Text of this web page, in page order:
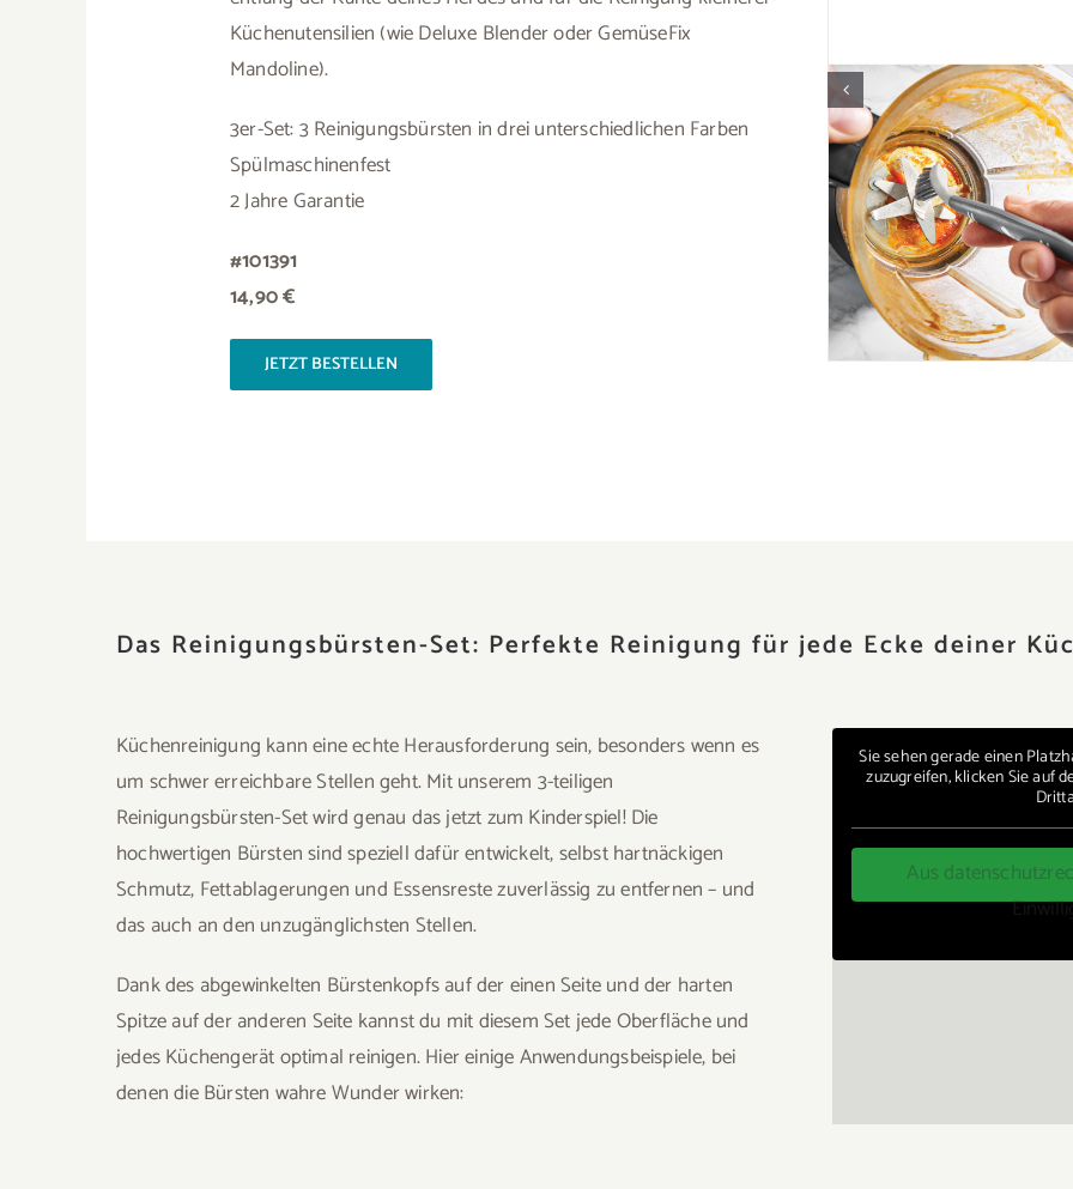
Küchenutensilien (wie Deluxe Blender oder GemüseFix
Mandoline).
3er-Set: 3 Reinigungsbürsten in drei unterschiedlichen Farben
Spülmaschinenfest
2 Jahre Garantie
#101391
14,90 €
JETZT BESTELLEN
Das Reinigungsbürsten-Set: Perfekte Reinigung für jede Ecke deiner
Küchenreinigung kann eine echte Herausforderung sein, besonders wenn es
um schwer erreichbare Stellen geht. Mit unserem 3-teiligen
Reinigungsbürsten-Set wird genau das jetzt zum Kinderspiel! Die
hochwertigen Bürsten sind speziell dafür entwickelt, selbst hartnäckigen
Schmutz, Fettablagerungen und Essensreste zuverlässig zu entfernen – und
das auch an den unzugänglichsten Stellen.
Dank des abgewinkelten Bürstenkopfs auf der einen Seite und der harten
Spitze auf der anderen Seite kannst du mit diesem Set jede Oberfläche und
jedes Küchengerät optimal reinigen. Hier einige Anwendungsbeispiele, bei
denen die Bürsten wahre Wunder wirken:
Sie sehen gerade einen
zuzugreifen, klicken Sie auf
Aus